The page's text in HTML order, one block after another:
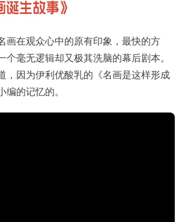
画在观众心中的原有印象，最快的方
个毫无逻辑却又极其洗脑的幕后剧本。
，因为伊利优酸乳的《名画是这样形成
编的记忆的。